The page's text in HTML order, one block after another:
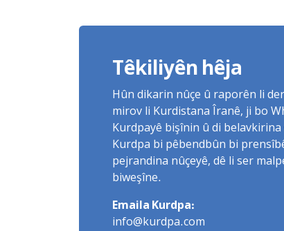
Têkiliyên hêja
Hûn dikarin nûçe û raporên li
mirov li Kurdistana Îranê, ji bo
Kurdpayê bişînin û di
Kurdpa bi pêbendbûn bi
pejrandina nûçeyê, dê li ser
biweşîne.
Emaila Kurdpa:
info@kurdpa.com